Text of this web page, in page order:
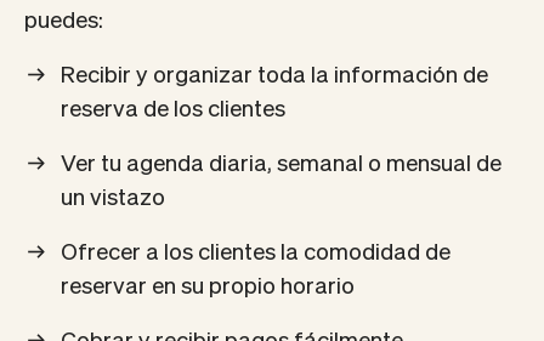
puedes:
Recibir y organizar toda la información de
reserva de los clientes
Ver tu agenda diaria, semanal o mensual de
un vistazo
Ofrecer a los clientes la comodidad de
reservar en su propio horario